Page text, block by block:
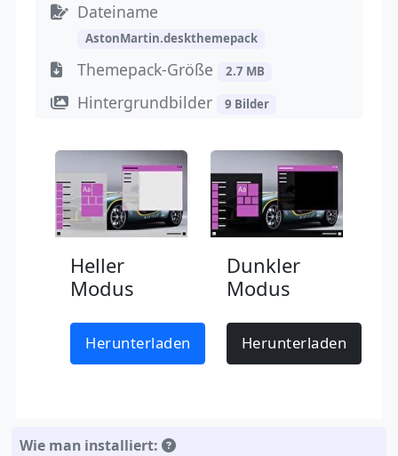
Dateiname
AstonMartin.deskthemepack
Themepack-Größe 2.7 MB
Hintergrundbilder 9 Bilder
Heller
Modus
Herunterladen
Dunkler
Modus
Herunterladen
Wie man installiert: